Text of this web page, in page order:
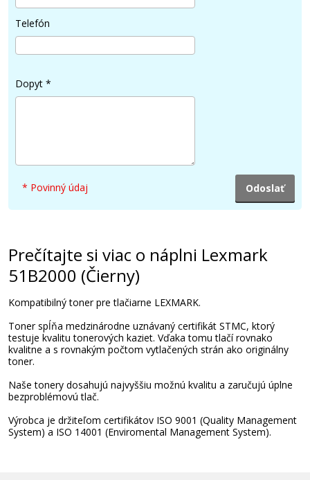
Telefón
Dopyt *
* Povinný údaj
Prečítajte si viac o náplni Lexmark
51B2000 (Čierny)
Kompatibilný toner pre tlačiarne LEXMARK.
Toner spĺňa medzinárodne uznávaný certifikát STMC, ktorý
testuje kvalitu tonerových kaziet. Vďaka tomu tlačí rovnako
kvalitne a s rovnakým počtom vytlačených strán ako originálny
toner.
Naše tonery dosahujú najvyššiu možnú kvalitu a zaručujú úplne
bezproblémovú tlač.
Výrobca je držiteľom certifikátov ISO 9001 (Quality Management
System) a ISO 14001 (Enviromental Management System).